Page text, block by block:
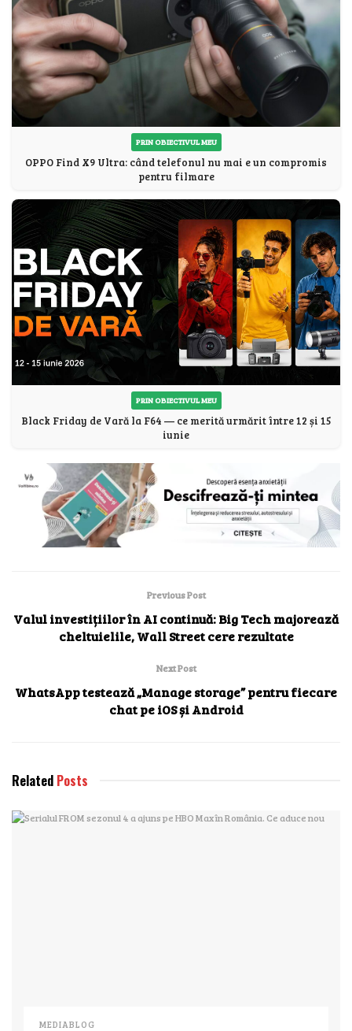
PRIN OBIECTIVUL MEU
OPPO Find X9 Ultra: când telefonul nu mai e un compromis
pentru filmare
PRIN OBIECTIVUL MEU
Black Friday de Vară la F64 — ce merită urmărit între 12 și 15
iunie
Previous Post
Valul investițiilor în AI continuă: Big Tech majorează
cheltuielile, Wall Street cere rezultate
Next Post
WhatsApp testează „Manage storage” pentru fiecare
chat pe iOS și Android
Related Posts
MEDIABLOG